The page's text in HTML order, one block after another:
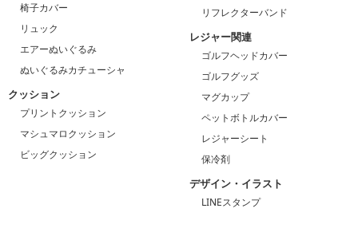
椅子カバー
リュック
エアーぬいぐるみ
ぬいぐるみカチューシャ
クッション
プリントクッション
マシュマロクッション
ビッグクッション
リフレクターバンド
レジャー関連
ゴルフヘッドカバー
ゴルフグッズ
マグカップ
ペットボトルカバー
レジャーシート
保冷剤
デザイン・イラスト
LINEスタンプ